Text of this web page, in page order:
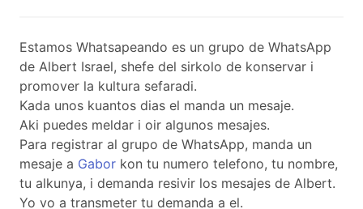
Estamos Whatsapeando es un grupo de WhatsApp
de Albert Israel, shefe del sirkolo de konservar i
promover la kultura sefaradi.
Kada unos kuantos dias el manda un mesaje.
Aki puedes meldar i oir algunos mesajes.
Para registrar al grupo de WhatsApp, manda un
mesaje a Gabor kon tu numero telefono, tu nombre,
tu alkunya, i demanda resivir los mesajes de Albert.
Yo vo a transmeter tu demanda a el.